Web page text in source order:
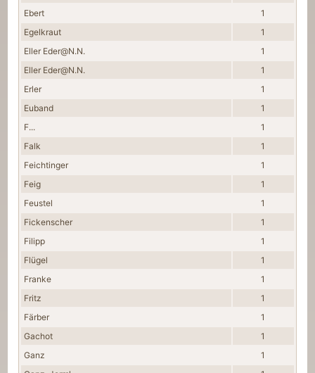
Ebert
1
Egelkraut
1
Eller Eder@N.N.
1
Eller Eder@N.N.
1
Erler
1
Euband
1
F...
1
Falk
1
Feichtinger
1
Feig
1
Feustel
1
Fickenscher
1
Filipp
1
Flügel
1
Franke
1
Fritz
1
Färber
1
Gachot
1
Ganz
1